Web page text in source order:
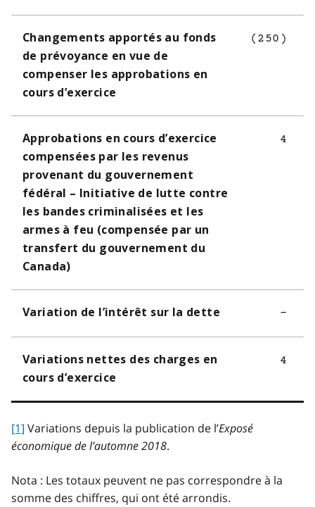
Changements apportés au fonds
de prévoyance en vue de
compenser les approbations en
cours d’exercice
(250)
Approbations en cours d’exercice
compensées par les revenus
provenant du gouvernement
fédéral – Initiative de lutte contre
les bandes criminalisées et les
armes à feu (compensée par un
transfert du gouvernement du
Canada)
4
Variation de l’intérêt sur la dette –
Variations nettes des charges en
cours d’exercice
4
[1] Variations depuis la publication de l’Exposé
économique de l’automne 2018.
Nota : Les totaux peuvent ne pas correspondre à la
somme des chiffres, qui ont été arrondis.